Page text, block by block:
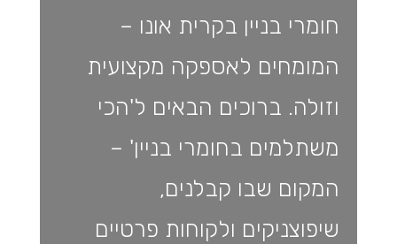
חומרי בניין בקרית אונו –
המומחים לאספקה מקצועית
וזולה. ברוכים הבאים ל'הכי
משתלמים בחומרי בניין' –
המקום שבו קבלנים,
שיפוצניקים ולקוחות פרטיים